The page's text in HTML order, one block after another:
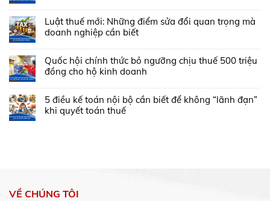
Luật thuế mới: Những điểm sửa đổi quan trọng mà
doanh nghiệp cần biết
Quốc hội chính thức bỏ ngưỡng chịu thuế 500 triệu
đồng cho hộ kinh doanh
5 điều kế toán nội bộ cần biết để không “lãnh đạn”
khi quyết toán thuế
VỀ CHÚNG TÔI